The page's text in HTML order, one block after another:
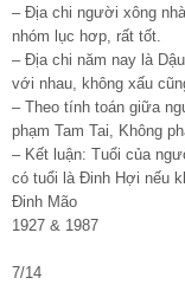
– Địa chi người xông
nhóm lục hơp, rất tốt.
– Địa chi năm nay là
với nhau, không xấu
– Theo tính toán giữa
phạm Tam Tai, Không
– Kết luận: Tuổi của
có tuổi là Đinh Hợi nếu
Đinh Mão
1927 & 1987
7/14